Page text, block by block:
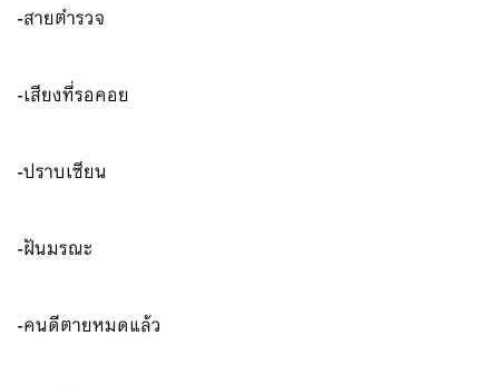
-สายตำรวจ
-เสียงที่รอคอย
-ปราบเซียน
-ฝันมรณะ
-คนดีตายหมดแล้ว